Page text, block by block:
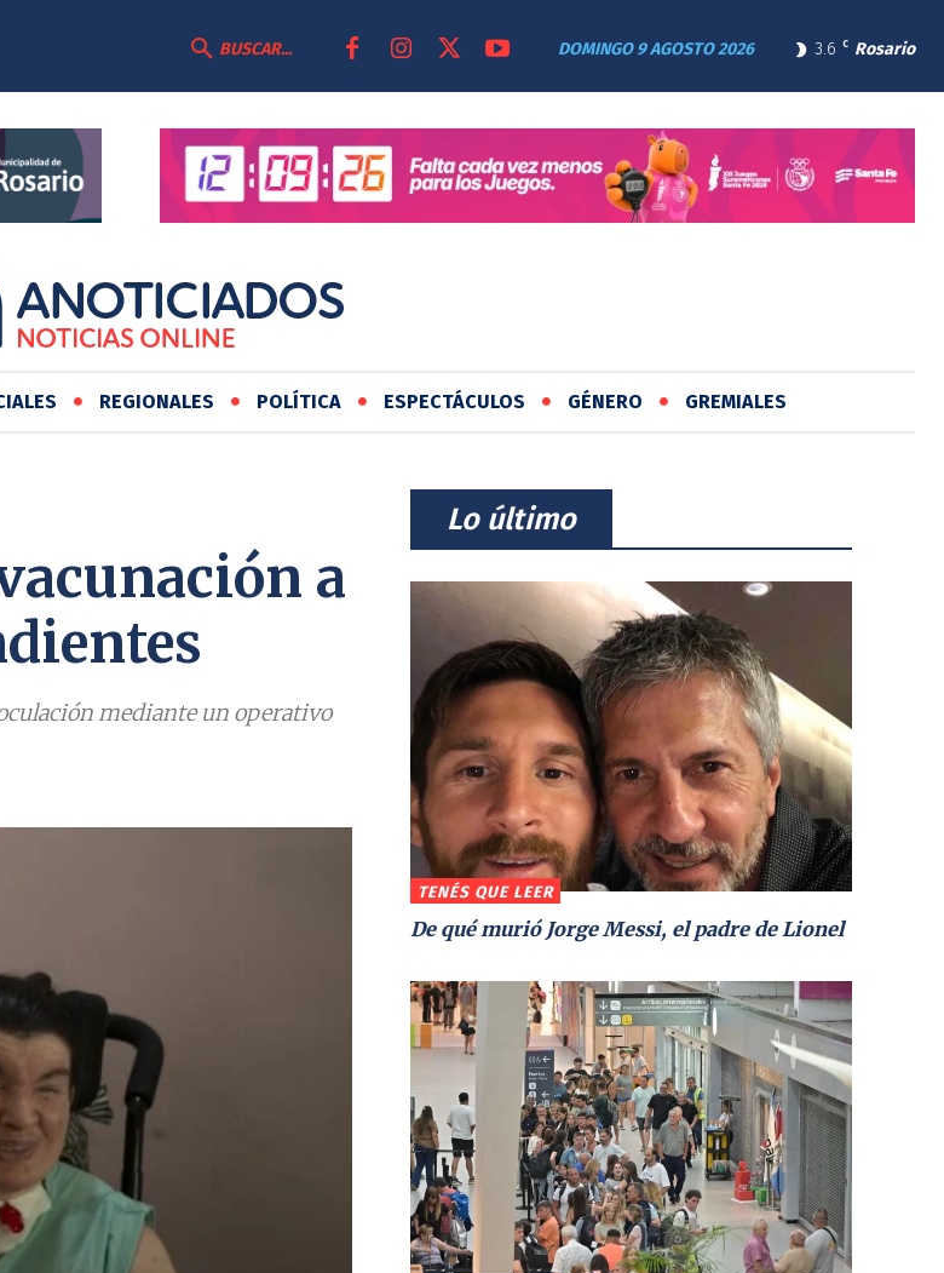
3.6 C Rosario
DOMINGO 9 AGOSTO 2026
BUSCAR...
REGIONALES POLÍTICA ESPECTÁCULOS GÉNERO GREMIALES
a
mediante un operativo
⠀Lo último⠀
TENÉS QUE LEER
De qué murió Jorge Messi, el padre de Lionel